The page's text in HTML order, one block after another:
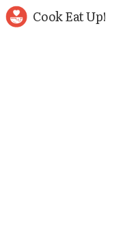
Cook Eat Up!